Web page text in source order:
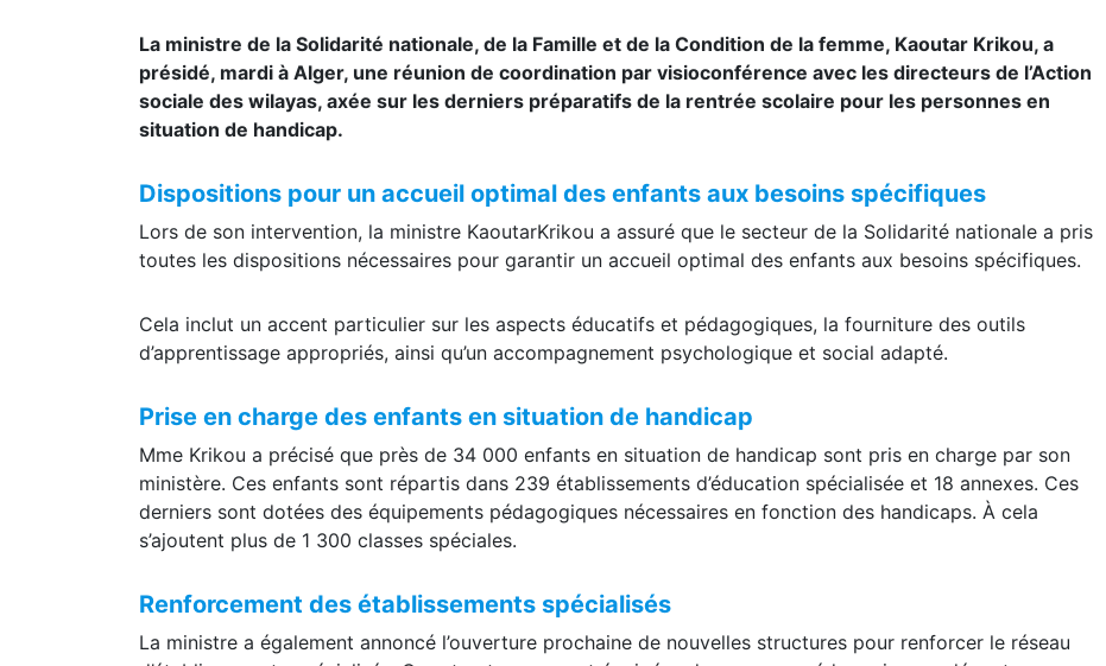
La ministre de la Solidarité nationale, de la Famille et de la Condition de la femme, Kaoutar Krikou, a
présidé, mardi à Alger, une réunion de coordination par visioconférence avec les directeurs de l’Action
sociale des wilayas, axée sur les derniers préparatifs de la rentrée scolaire pour les personnes en
situation de handicap.
Dispositions pour un accueil optimal des enfants aux besoins spécifiques
Lors de son intervention, la ministre KaoutarKrikou a assuré que le secteur de la Solidarité nationale a pris
toutes les dispositions nécessaires pour garantir un accueil optimal des enfants aux besoins spécifiques.
Cela inclut un accent particulier sur les aspects éducatifs et pédagogiques, la fourniture des outils
d’apprentissage appropriés, ainsi qu’un accompagnement psychologique et social adapté.
Prise en charge des enfants en situation de handicap
Mme Krikou a précisé que près de 34 000 enfants en situation de handicap sont pris en charge par son
ministère. Ces enfants sont répartis dans 239 établissements d’éducation spécialisée et 18 annexes. Ces
derniers sont dotées des équipements pédagogiques nécessaires en fonction des handicaps. À cela
s’ajoutent plus de 1 300 classes spéciales.
Renforcement des établissements spécialisés
La ministre a également annoncé l’ouverture prochaine de nouvelles structures pour renforcer le réseau